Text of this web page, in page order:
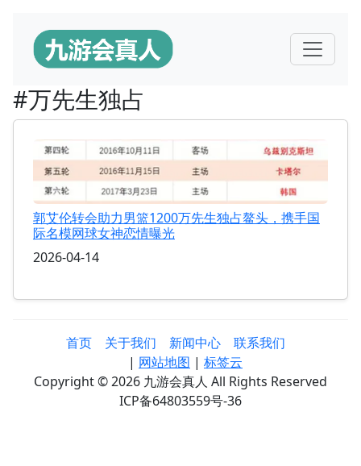
#万先生独占
郭艾伦转会助力男篮1200万先生独占鳌头，携手国
际名模网球女神恋情曝光
2026-04-14
首页 关于我们 新闻中心
联系我们
| 网站地图 | 标签云
Copyright © 2026 九游会真人 All Rights Reserved
ICP备64803559号-36